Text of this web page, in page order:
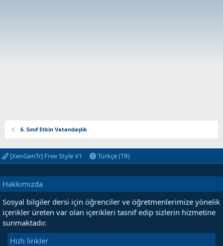
6. Sınıf Etkin Vatandaşlık
[XenGenTr] Free Style V1 Türkçe (TR)
Hakkımızda
Sosyal bilgiler dersi için öğrenciler ve öğretmenlerimize yönelik
içerikler üreten var olan içerikleri tasnif edip sizlerin hizmetine
sunmaktadır.
Hızlı linkler